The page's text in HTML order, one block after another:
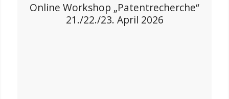
Online Workshop „Patentrecherche“
21./22./23. April 2026